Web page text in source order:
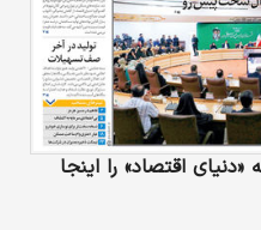
اقتصاد» را اینجا